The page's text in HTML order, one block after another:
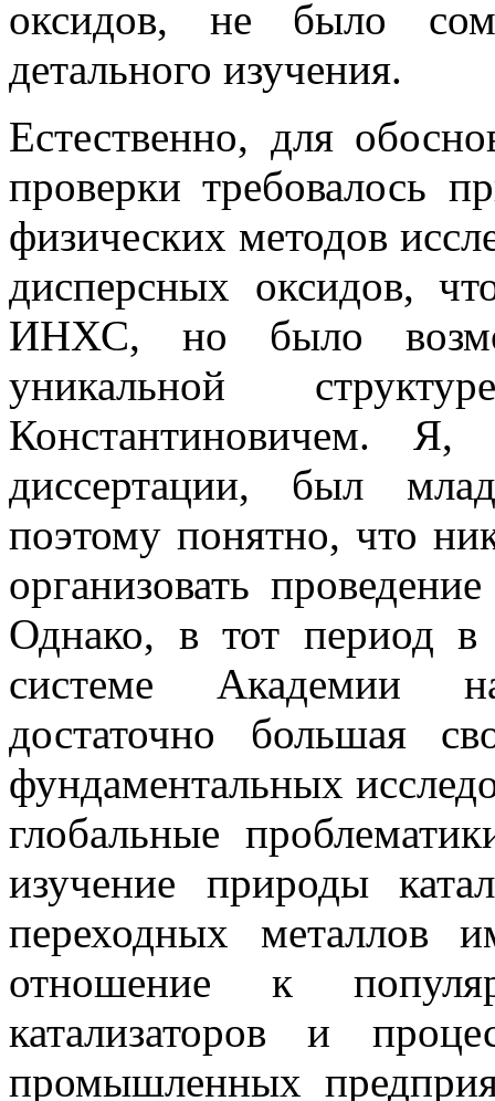
оксидов, не было
детального изучения.
Естественно, для
проверки требовалось
физических методов
дисперсных оксидов,
ИНХС, но было
уникальной
Константиновичем. Я,
диссертации, был
поэтому понятно, что
организовать
Однако, в тот период
системе Академии
достаточно большая
фундаментальных
глобальные
изучение природы
переходных металлов
отношение к
катализаторов и
промышленных